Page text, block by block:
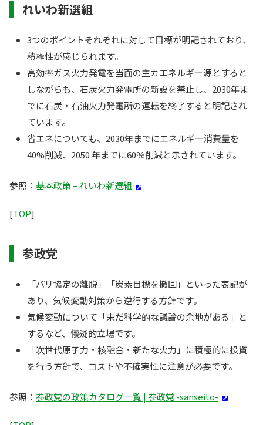
れいわ新選組
3つのポイントそれぞれに対して目標が明記されており、
積極性が感じられます。
高効率ガス火力発電を当面の主カエネルギー源とすると
しながらも、石炭火力発電所の新設を禁止し、2030年ま
でに石炭・石油火力発電所の運転を終了すると明記され
ています。
省エネについても、2030年までにエネルギー消費量を
40%削減、2050 年までに60％削減と示されています。
参照： 基本政策 – れいわ新選組
[TOP]
参政党
「パリ協定の離脱」「炭素目標を撤回」といった表記が
あり、気候変動対策から逆行する方針です。
気候変動について「未だ科学的な議論の余地がある」と
するなど、懐疑的立場です。
「次世代原子力・核融合・新たな火力」に積極的に投資
を行う方針で、コストや不確実性に注意が必要です。
参照： 参政党の政策カタログ一覧 | 参政党 -sanseito-